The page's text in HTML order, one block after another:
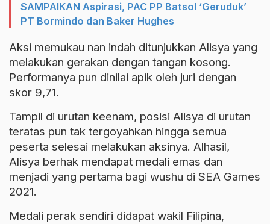
SAMPAIKAN Aspirasi, PAC PP Batsol ‘Geruduk’
PT Bormindo dan Baker Hughes
Aksi memukau nan indah ditunjukkan Alisya yang
melakukan gerakan dengan tangan kosong.
Performanya pun dinilai apik oleh juri dengan
skor 9,71.
Tampil di urutan keenam, posisi Alisya di urutan
teratas pun tak tergoyahkan hingga semua
peserta selesai melakukan aksinya. Alhasil,
Alisya berhak mendapat medali emas dan
menjadi yang pertama bagi wushu di SEA Games
2021.
Medali perak sendiri didapat wakil Filipina,